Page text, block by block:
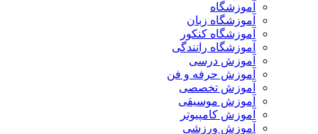
آموزشگاه
آموزشگاه زبان
آموزشگاه کنکور
آموزشگاه رانندگی
آموزش درسی
آموزش حرفه و فن
آموزش تخصصی
آموزش موسیقی
آموزش کامپیوتر
آموزش ورزشی